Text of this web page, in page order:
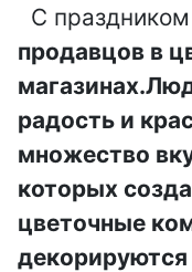
День
гендиректо
ра
День ЛОРа
День
С
продавцов в
радость и
множество
которых
цветочные